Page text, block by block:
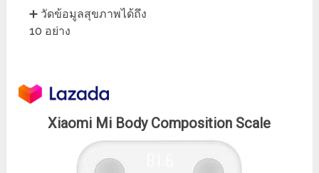
➕ วัดข้อมูลสุขภาพได้ถึง
10 อย่าง
Xiaomi Mi Body Composition Scale